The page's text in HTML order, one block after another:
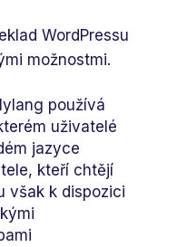
WordPressu
možnostmi.
používá
uživatelé
jazyce
kteří chtějí
však k dispozici